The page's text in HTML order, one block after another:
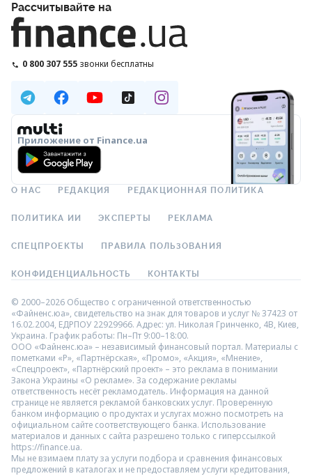
Рассчитывайте на
0 800 307 555 звонки бесплатны
Приложение от Finance.ua
О НАС РЕДАКЦИЯ РЕДАКЦИОННАЯ ПОЛИТИКА
ПОЛИТИКА ИИ ЭКСПЕРТЫ РЕКЛАМА
СПЕЦПРОЕКТЫ ПРАВИЛА ПОЛЬЗОВАНИЯ
КОНФИДЕНЦИАЛЬНОСТЬ КОНТАКТЫ
© 2000–2026 Общество с ограниченной ответственностью
«Файненс.юа», свидетельство на знак для товаров и услуг № 37423 от
16.02.2004, ЕДРПОУ 22929966. Адрес: ул. Николая Гринченко, 4В, Киев,
Украина. График работы: Пн–Пт 9:00–18:00.
ООО «Файненс.юа» – независимый финансовый портал. Материалы с
пометками «Р», «Партнёрская», «Промо», «Акция», «Мнение»,
«Спецпроект», «Партнёрский проект» – это реклама в понимании
Закона Украины «О рекламе». За содержание рекламы
ответственность несёт рекламодатель. Информация на данной
странице не является рекламой банковских услуг. Проверенную
банком информацию о продуктах и услугах можно посмотреть на
официальном сайте соответствующего банка. Использование
материалов и данных с сайта разрешено только с гиперссылкой
https://finance.ua.
Мы не взимаем плату за услуги подбора и сравнения финансовых
предложений в каталогах и не предоставляем услуги кредитования,